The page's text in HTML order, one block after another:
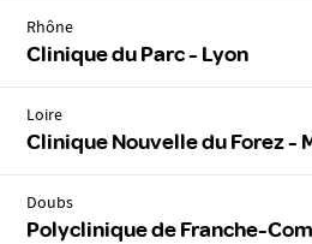
Rhône
Clinique du Parc - Lyon
Loire
Clinique Nouvelle du Forez -
Doubs
Polyclinique de Franche-